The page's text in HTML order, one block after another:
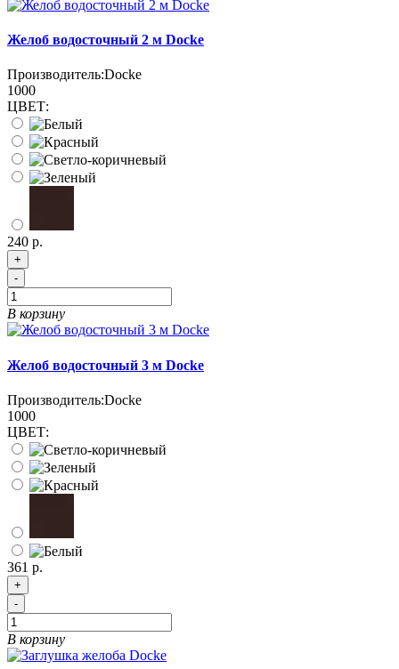
Желоб водосточный 2 м Docke
Производитель:Docke
1000
ЦВЕТ:
240 р.
+
-
В корзину
Желоб водосточный 3 м Docke
Производитель:Docke
1000
ЦВЕТ:
361 р.
+
-
В корзину